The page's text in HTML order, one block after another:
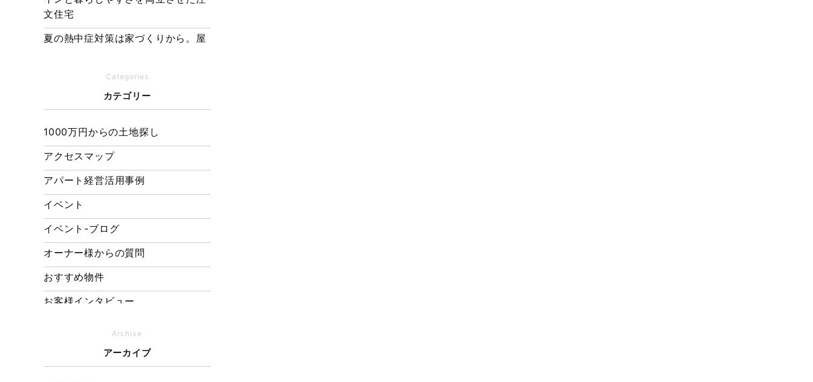
文住宅
夏の熱中症対策は家づくりから。屋
【埼玉県経営品質知事賞】大野知事
へ受賞のご報告と表敬訪問を行いま
Categories
カテゴリー
1000万円からの土地探し
アクセスマップ
アパート経営活用事例
イベント
イベント-ブログ
オーナー様からの質問
おすすめ物件
お客様インタビュー
キャンペーン
Archive
アーカイブ